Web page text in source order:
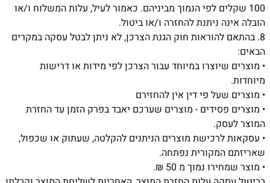
100 שקלים לפי הנמוך מביניהם. כאמור לעיל, עלות המשלוח ו/או
הובלה אינה ניתנת להחזרה ו/או ביטול.
8. בהתאם להוראות חוק הגנת הצרכן, לא ניתן לבטל עסקה במקרים
הבאים:
• מוצרים שיוצרו במיוחד עבור הצרכן לפי מידות או דרישות
מיוחדות.
• מוצרים שעל פי דין אין להחזירם
• מוצרים פסידים - מוצרים שערכם יאבד בפרק הזמן עד החזרת
המוצר לעסק.
• עסקאות לרכישת מוצרים הניתנים להקלטה, שעתוק או שכפול,
שאריזתם המקורית נפתחה.
• מוצר שמחירו נמוך מ 50 ₪.